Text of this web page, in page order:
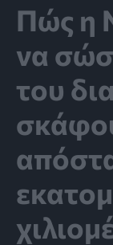
Πώς η
να
του